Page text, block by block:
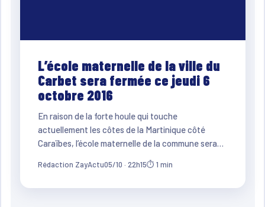
L’école maternelle de la ville du
Carbet sera fermée ce jeudi 6
octobre 2016
En raison de la forte houle qui touche
actuellement les côtes de la Martinique côté
Caraïbes, l’école maternelle de la commune sera…
Rédaction ZayActu05/10 · 22h15⏱ 1 min